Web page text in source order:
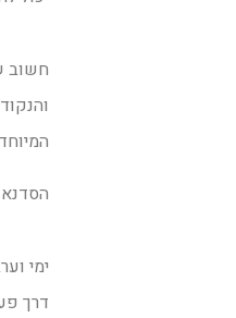
חשוב
ימי
דרך